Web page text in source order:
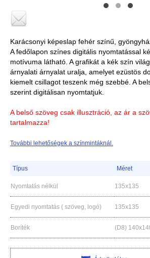
Karácsonyi képeslap fehér színű,
A fedőlapon színes digitális nyomtatással
motívuma látható. A grafikát a kék szín
árnyalati árnyalat uralja, amelyet ezüstös
kiemelt csillagot teszenk még szebbé. A
szerint digitálisan nyomtatjuk.
A belső szöveg csak illusztráció, az ár a
tartalmazza!
További lehetőségek a színmintáknál.
Típus Méret
Nyomtatás nélkül 135x135
Egyedi nyomtatás ( szöveg, logó) 135x135
Boríték (D8)